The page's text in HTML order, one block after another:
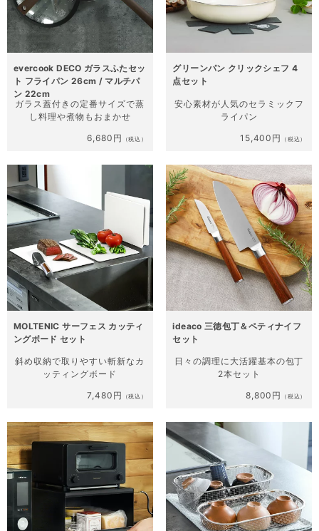
evercook DECO ガラスふたセッ
ト フライパン 26cm / マルチパ
ン 22cm
ガラス蓋付きの定番サイズで蒸
し料理や煮物もおまかせ
6,680円
（税込）
グリーンパン クリックシェフ 4
点セット
安心素材が人気のセラミックフ
ライパン
15,400円
（税込）
MOLTENIC サーフェス カッティ
ングボード セット
斜め収納で取りやすい斬新なカ
ッティングボード
7,480円
（税込）
ideaco 三徳包丁＆ペティナイフ
セット
日々の調理に大活躍基本の包丁
2本セット
8,800円
（税込）